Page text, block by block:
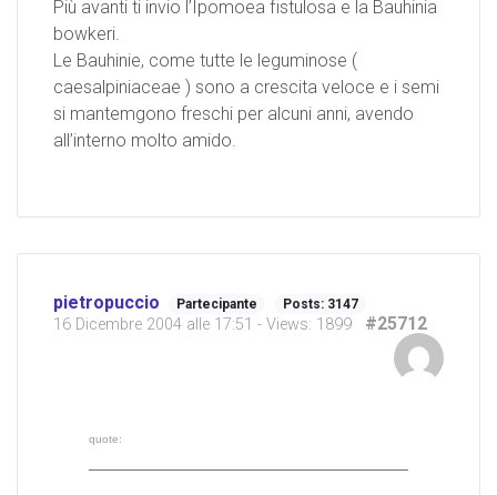
Più avanti ti invio l’Ipomoea fistulosa e la Bauhinia
bowkeri.
Le Bauhinie, come tutte le leguminose (
caesalpiniaceae ) sono a crescita veloce e i semi
si mantemgono freschi per alcuni anni, avendo
all’interno molto amido.
pietropuccio Partecipante Posts: 3147
16 Dicembre 2004 alle 17:51 - Views: 1899 #25712
quote: